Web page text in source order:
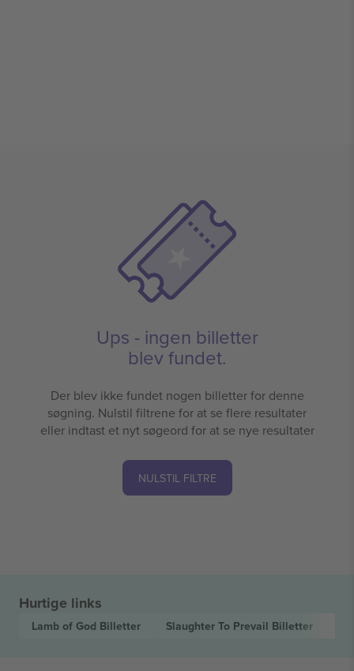
Ups - ingen billetter
blev fundet.
Der blev ikke fundet nogen billetter for denne
søgning. Nulstil filtrene for at se flere resultater
eller indtast et nyt søgeord for at se nye resultater
NULSTIL FILTRE
Hurtige links
Lamb of God Billetter Slaughter To Prevail Billetter